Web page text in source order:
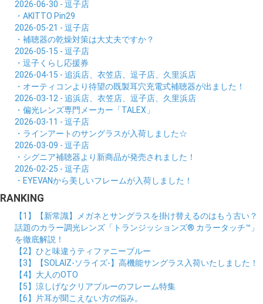
2026-06-30 - 逗子店
・AKITTO Pin29
2026-05-21 - 逗子店
・補聴器の乾燥対策は大丈夫ですか？
2026-05-15 - 逗子店
・逗子くらし応援券
2026-04-15 - 追浜店、衣笠店、逗子店、久里浜店
・オーティコンより待望の既製耳穴充電式補聴器が出ました！
2026-03-12 - 追浜店、衣笠店、逗子店、久里浜店
・偏光レンズ専門メーカー「TALEX」
2026-03-11 - 逗子店
・ラインアートのサングラスが入荷しました☆
2026-03-09 - 逗子店
・シグニア補聴器より新商品が発売されました！
2026-02-25 - 逗子店
・EYEVANから美しいフレームが入荷しました！
RANKING
【1】【新常識】メガネとサングラスを掛け替えるのはもう古い？
話題のカラー調光レンズ「トランジッションズ® カラータッチ™」
を徹底解説！
【2】ひと味違うティファニーブルー
【3】【SOLAIZ-ソライズ-】高機能サングラス入荷いたしました！
【4】大人のOTO
【5】涼しげなクリアブルーのフレーム特集
【6】片耳が聞こえない方の悩み。